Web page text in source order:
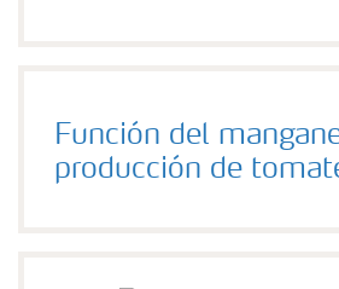
Función del
producción de